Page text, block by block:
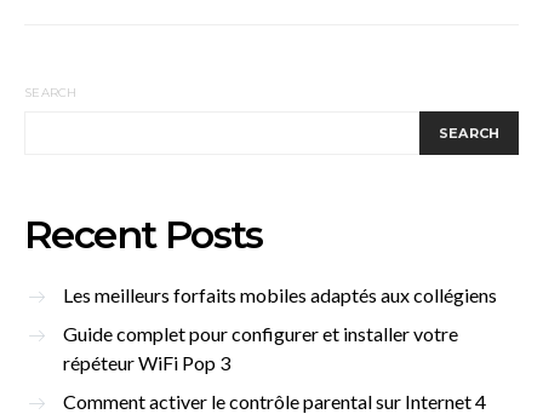
SEARCH
SEARCH
Recent Posts
Les meilleurs forfaits mobiles adaptés aux collégiens
Guide complet pour configurer et installer votre
répéteur WiFi Pop 3
Comment activer le contrôle parental sur Internet 4